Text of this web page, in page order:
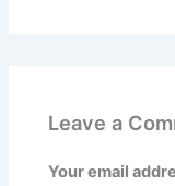
Leave a
Your email